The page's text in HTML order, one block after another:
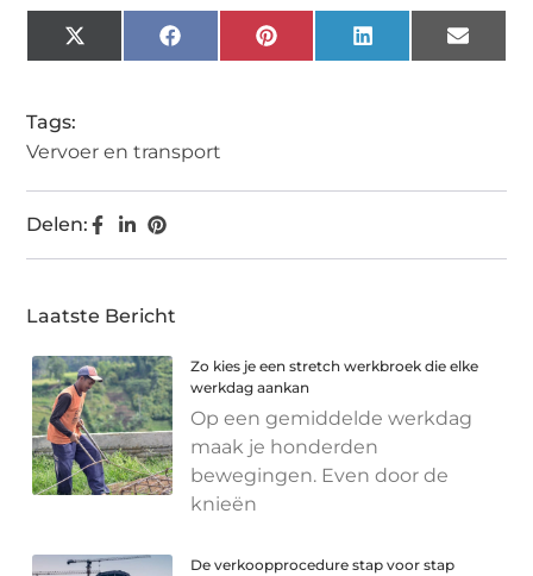
X
(Twitter)
FacebookPinterest LinkedIn Email
Tags:
Vervoer en transport
Delen:
Laatste Bericht
Zo kies je een stretch werkbroek die elke
werkdag aankan
Op een gemiddelde werkdag
maak je honderden
bewegingen. Even door de
knieën
De verkoopprocedure stap voor stap